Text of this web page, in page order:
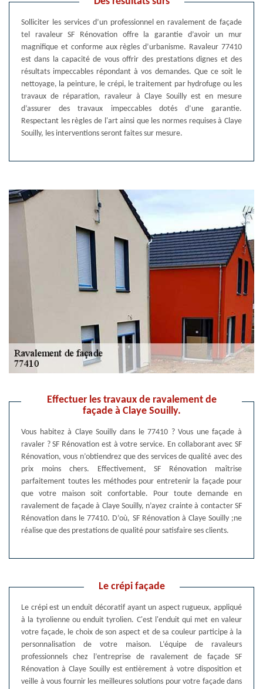
Solliciter les services d’un professionnel en ravalement de façade
tel ravaleur SF Rénovation offre la garantie d’avoir un mur
magnifique et conforme aux règles d’urbanisme. Ravaleur 77410
est dans la capacité de vous offrir des prestations dignes et des
résultats impeccables répondant à vos demandes. Que ce soit le
nettoyage, la peinture, le crépi, le traitement par hydrofuge ou les
travaux de réparation, ravaleur à Claye Souilly est en mesure
d’assurer des travaux impeccables dotés d’une garantie.
Respectant les règles de l'art ainsi que les normes requises à Claye
Souilly, les interventions seront faites sur mesure.
Effectuer les travaux de ravalement de
façade à Claye Souilly.
Vous habitez à Claye Souilly dans le 77410 ? Vous une façade à
ravaler ? SF Rénovation est à votre service. En collaborant avec SF
Rénovation, vous n’obtiendrez que des services de qualité avec des
prix moins chers. Effectivement, SF Rénovation maîtrise
parfaitement toutes les méthodes pour entretenir la façade pour
que votre maison soit confortable. Pour toute demande en
ravalement de façade à Claye Souilly, n’ayez crainte à contacter SF
Rénovation dans le 77410. D’où, SF Rénovation à Claye Souilly ;ne
réalise que des prestations de qualité pour satisfaire ses clients.
Le crépi façade
Le crépi est un enduit décoratif ayant un aspect rugueux, appliqué
à la tyrolienne ou enduit tyrolien. C'est l'enduit qui met en valeur
votre façade, le choix de son aspect et de sa couleur participe à la
personnalisation de votre maison. L’équipe de ravaleurs
professionnels chez l’entreprise de ravalement de façade SF
Rénovation à Claye Souilly est entièrement à votre disposition et
veille à vous fournir les meilleures solutions pour votre façade dans